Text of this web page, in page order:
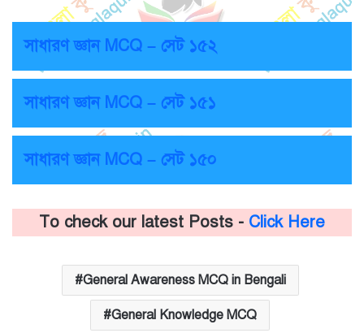
সাধারণ জ্ঞান MCQ – সেট ১৫২
সাধারণ জ্ঞান MCQ – সেট ১৫১
সাধারণ জ্ঞান MCQ – সেট ১৫০
To check our latest Posts - Click Here
General Awareness MCQ in Bengali
General Knowledge MCQ